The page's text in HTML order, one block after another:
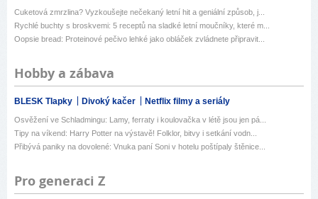
Cuketová zmrzlina? Vyzkoušejte nečekaný letní hit a geniální způsob, j...
Rychlé buchty s broskvemi: 5 receptů na sladké letní moučníky, které m...
Oopsie bread: Proteinové pečivo lehké jako obláček zvládnete připravit...
Hobby a zábava
BLESK Tlapky Divoký kačer Netflix filmy a seriály
Osvěžení ve Schladmingu: Lamy, ferraty i koulovačka v létě jsou jen pá...
Tipy na víkend: Harry Potter na výstavě! Folklor, bitvy i setkání vodn...
Přibývá paniky na dovolené: Vnuka paní Soni v hotelu poštípaly štěnice...
Pro generaci Z